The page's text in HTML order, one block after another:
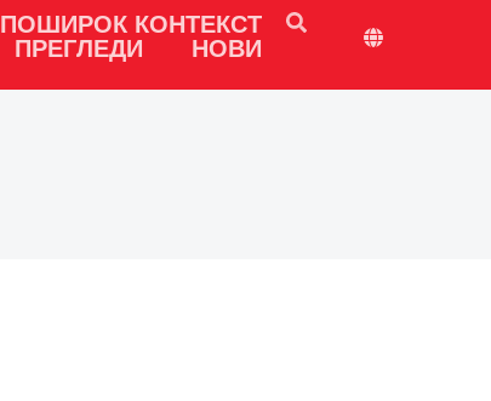
ПОШИРОК КОНТЕКСТ
ПРЕГЛЕДИ
НОВИ